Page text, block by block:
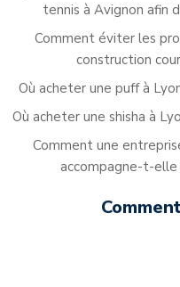
tennis à Avignon afin
Comment éviter les
construction
Où acheter une puff à
Où acheter une shisha à
Comment une
accompagne-t-